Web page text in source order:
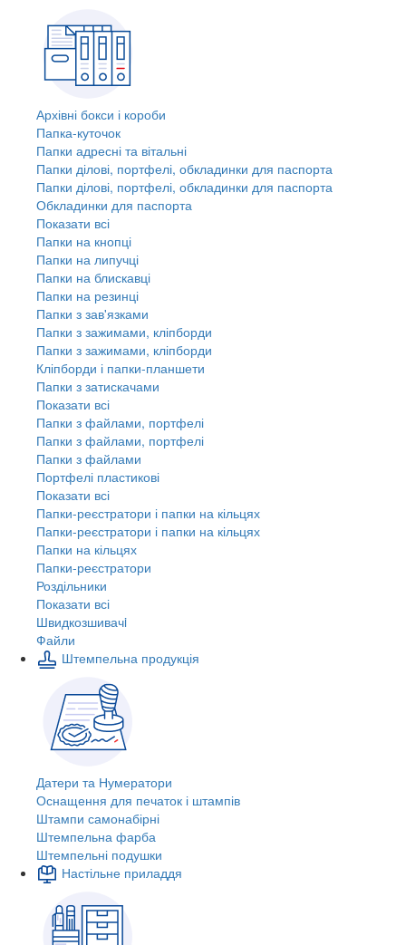
Архівні бокси і короби
Папка-куточок
Папки адресні та вітальні
Папки ділові, портфелі, обкладинки для паспорта
Папки ділові, портфелі, обкладинки для паспорта
Обкладинки для паспорта
Показати всі
Папки на кнопці
Папки на липучці
Папки на блискавці
Папки на резинці
Папки з зав'язками
Папки з зажимами, кліпборди
Папки з зажимами, кліпборди
Кліпборди і папки-планшети
Папки з затискачами
Показати всі
Папки з файлами, портфелі
Папки з файлами, портфелі
Папки з файлами
Портфелі пластикові
Показати всі
Папки-реєстратори і папки на кільцях
Папки-реєстратори і папки на кільцях
Папки на кільцях
Папки-реєстратори
Роздільники
Показати всі
Швидкозшивачi
Файли
Штемпельна продукція
Датери та Нумератори
Оснащення для печаток і штампів
Штампи самонабірні
Штемпельна фарба
Штемпельні подушки
Настільне приладдя